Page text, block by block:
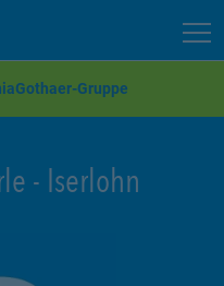
Gruppe
- Iserlohn